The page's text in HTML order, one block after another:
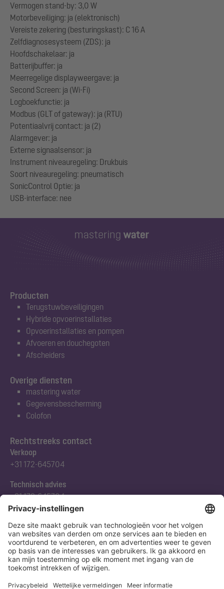
Vermogen stand-by: 3,0 W
Motorbeveiliging: ja (elektronisch)
Vereiste zekering (besturingskast): C 16 A
Zelfdiagnosesysteem (ZDS): ja
Hoofdschakelaar: ja
Batterijbuffer: ja
Meerregelige displayweergave: ja
Second Screen: ja (Wi-Fi)
Logboekfunctie: ja
Modbus (GLT of gateway): ja (RTU)
Potentiaalvrij contact: ja (2)
Alarmgever: ja
Externe signaalsensor: ja
Instrument niveauregeling: Drukbuis
Soort niveauregeling: pneumatisch
SonicControl Optie: ja
Producten
Terugstuwbeveiligingen
Hybride opvoerinstallaties
Opvoerinstallaties en pompen
Afvoeren en douchegoten
Afscheiders
Rechtstreeks contact
Verkoop
+31 172-645704
Technisch advies
+31 172-645704
Abonneert u zich op onze nieuwsbrief
Nu aanmelden
Overige diensten
mastering water
Gegevensbescherming
Colofon